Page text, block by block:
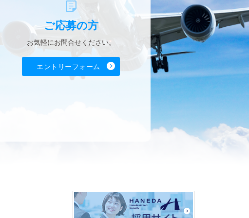
ご応募の方
お気軽にお問合せください。
エントリーフォーム